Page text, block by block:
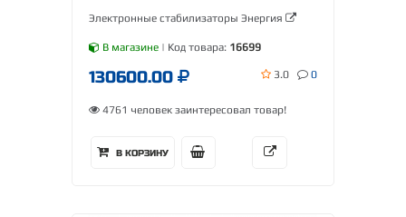
Электронные стабилизаторы Энергия
В магазине | Код товара: 16699
130600.00 3.0 0
4761 человек заинтересовал товар!
В КОРЗИНУ